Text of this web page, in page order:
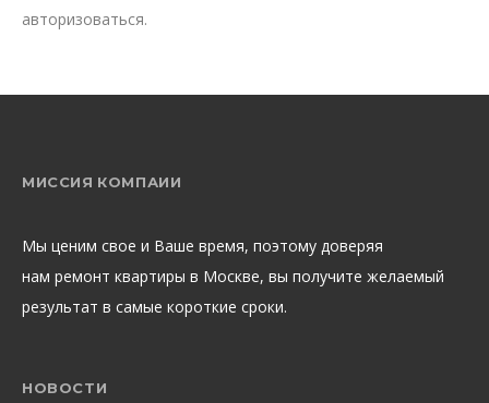
авторизоваться.
МИССИЯ КОМПАИИ
Мы ценим свое и Ваше время, поэтому доверяя
нам ремонт квартиры в Москве, вы получите желаемый
результат в самые короткие сроки.
НОВОСТИ